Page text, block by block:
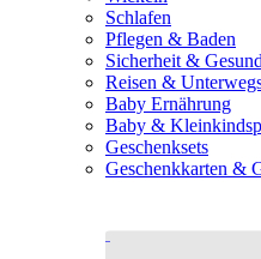
Schlafen
Pflegen & Baden
Sicherheit &
Reisen &
Baby Ernährung
Baby &
Geschenksets
Geschenkkarten &